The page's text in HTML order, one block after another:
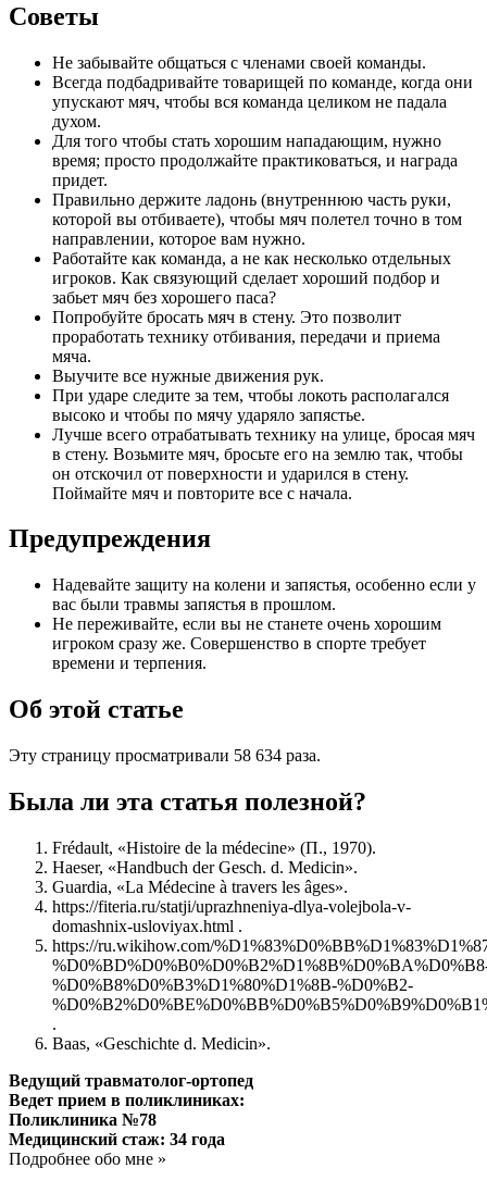
Советы
Не забывайте общаться с членами своей команды.
Всегда подбадривайте товарищей по команде, когда они
упускают мяч, чтобы вся команда целиком не падала
духом.
Для того чтобы стать хорошим нападающим, нужно
время; просто продолжайте практиковаться, и награда
придет.
Правильно держите ладонь (внутреннюю часть руки,
которой вы отбиваете), чтобы мяч полетел точно в том
направлении, которое вам нужно.
Работайте как команда, а не как несколько отдельных
игроков. Как связующий сделает хороший подбор и
забьет мяч без хорошего паса?
Попробуйте бросать мяч в стену. Это позволит
проработать технику отбивания, передачи и приема
мяча.
Выучите все нужные движения рук.
При ударе следите за тем, чтобы локоть располагался
высоко и чтобы по мячу ударяло запястье.
Лучше всего отрабатывать технику на улице, бросая мяч
в стену. Возьмите мяч, бросьте его на землю так, чтобы
он отскочил от поверхности и ударился в стену.
Поймайте мяч и повторите все с начала.
Предупреждения
Надевайте защиту на колени и запястья, особенно если у
вас были травмы запястья в прошлом.
Не переживайте, если вы не станете очень хорошим
игроком сразу же. Совершенство в спорте требует
времени и терпения.
Об этой статье
Эту страницу просматривали 58 634 раза.
Была ли эта статья полезной?
Frédault, «Histoire de la médecine» (П., 1970).
Haeser, «Handbuch der Gesch. d. Medicin».
Guardia, «La Médecine à travers les âges».
https://fiteria.ru/statji/uprazhneniya-dlya-volejbola-v-
domashnix-usloviyax.html .
https://ru.wikihow.com/
%D0%B8%D0%B3%D1%80%D1%8B-%D0%B2-
.
Baas, «Geschichte d. Medicin».
Ведущий травматолог-ортопед
Ведет прием в поликлиниках:
Поликлиника №78
Медицинский стаж: 34 года
Подробнее обо мне »